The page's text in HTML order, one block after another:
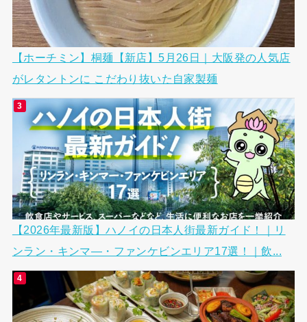
【ホーチミン】桐麺【新店】5月26日｜大阪発の人気店
がレタントンに こだわり抜いた自家製麺
【2026年最新版】ハノイの日本人街最新ガイド！｜リ
ンラン・キンマ―・ファンケビンエリア17選！｜飲...